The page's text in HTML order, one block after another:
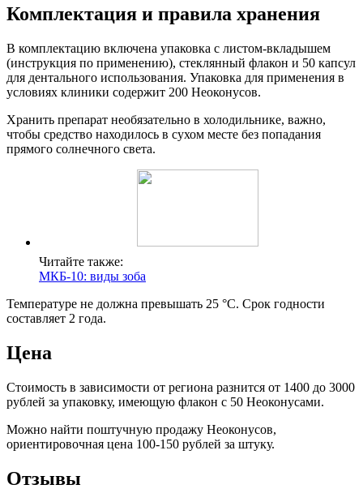
Комплектация и правила хранения
В комплектацию включена упаковка с листом-вкладышем
(инструкция по применению), стеклянный флакон и 50 капсул
для дентального использования. Упаковка для применения в
условиях клиники содержит 200 Неоконусов.
Хранить препарат необязательно в холодильнике, важно,
чтобы средство находилось в сухом месте без попадания
прямого солнечного света.
Читайте также:
МКБ-10: виды зоба
Температуре не должна превышать 25 °С. Срок годности
составляет 2 года.
Цена
Стоимость в зависимости от региона разнится от 1400 до 3000
рублей за упаковку, имеющую флакон с 50 Неоконусами.
Можно найти поштучную продажу Неоконусов,
ориентировочная цена 100-150 рублей за штуку.
Отзывы